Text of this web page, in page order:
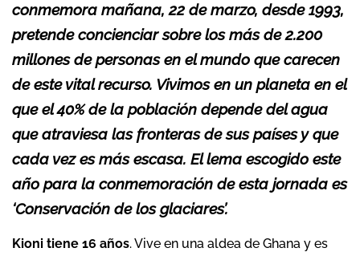
conmemora mañana, 22 de marzo, desde 1993,
pretende concienciar sobre los más de 2.200
millones de personas en el mundo que carecen
de este vital recurso. Vivimos en un planeta en el
que el 40% de la población depende del agua
que atraviesa las fronteras de sus países y que
cada vez es más escasa. El lema escogido este
año para la conmemoración de esta jornada es
‘Conservación de los glaciares’.
Kioni tiene 16 años. Vive en una aldea de Ghana y es